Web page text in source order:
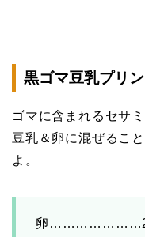
黒ゴマ豆乳プリン
ゴマに含まれるセサ
豆乳＆卵に混ぜるこ
よ。
卵…………………2